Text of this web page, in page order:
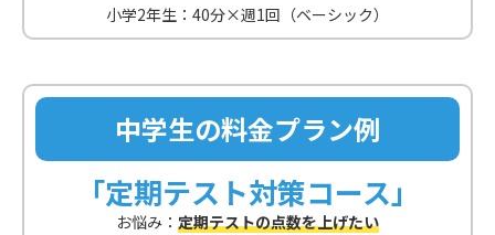
小学2年生：40分×週1回（ベーシック）
中学生の料金プラン例
「定期テスト対策コース」
お悩み： 定期テストの点数を上げたい